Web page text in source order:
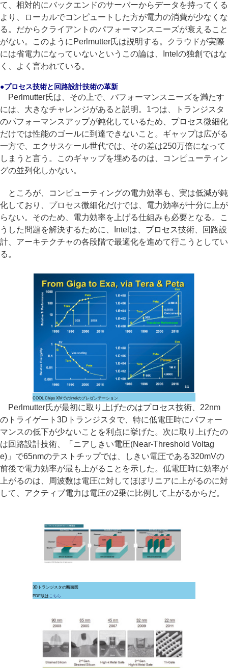
て、相対的にバックエンドのサーバーからデータを持ってくる
より、ローカルでコンピュートした方が電力の消費が少なくな
る。だからクライアントのパフォーマンスニーズが衰えること
がない。このようにPerlmutter氏は説明する。クラウドが実際
には省電力になっていないというこの論は、Intelの独創ではな
く、よく言われている。
●プロセス技術と回路設計技術の革新
Perlmutter氏は、その上で、パフォーマンスニーズを満たす
には、大きなチャレンジがあると説明。1つは、トランジスタ
のパフォーマンスアップが鈍化しているため、プロセス微細化
だけでは性能のゴールに到達できないこと。ギャップは広がる
一方で、エクサスケール世代では、その差は250万倍になって
しまうと言う。このギャップを埋めるのは、コンピューティン
グの並列化しかない。
ところが、コンピューティングの電力効率も、実は低減が鈍
化しており、プロセス微細化だけでは、電力効率が十分に上が
らない。そのため、電力効率を上げる仕組みも必要となる。こ
うした問題を解決するために、Intelは、プロセス技術、回路設
計、アーキテクチャの各段階で最適化を進めて行こうとしてい
る。
COOL Chips XIVでのIntelのプレゼンテーション
Perlmutter氏が最初に取り上げたのはプロセス技術、22nm
のトライゲート3Dトランジスタで、特に低電圧時にパフォー
マンスの低下が少ないことを利点に挙げた。次に取り上げたの
は回路設計技術、「ニアしきい電圧(Near-Threshold Voltag
e)」で65nmのテストチップでは、しきい電圧である320mVの
前後で電力効率が最も上がることを示した。低電圧時に効率が
上がるのは、周波数は電圧に対してほぼリニアに上がるのに対
して、アクティブ電力は電圧の2乗に比例して上がるからだ。
3Dトランジスタの断面図
PDF版は こちら